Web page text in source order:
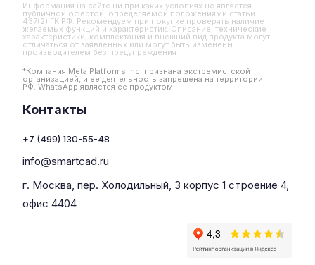
Информация на сайте ни при каких условиях не является
публичной офертой, определяемой положениями статьи
437(2) ГК РФ. Рекомендуем при покупке проверять наличие
желаемых функций и характеристик. Описание, технические
характеристики, комплектация и внешний вид продукта могут
отличаться от заявленных или могут быть изменены
производителем без предупреждения
*Компания Meta Platforms Inc. признана экстремистской
организацией, и ее деятельность запрещена на территории
РФ. WhatsApp является ее продуктом.
Контакты
+7 (499) 130-55-48
info@smartcad.ru
г. Москва, пер. Холодильный, 3 корпус 1 строение 4,
офис 4404